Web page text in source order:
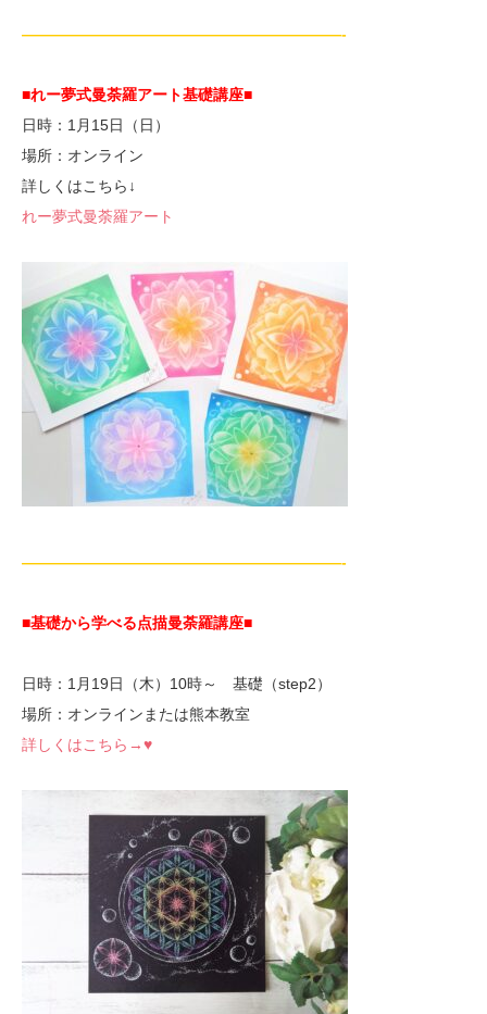
—————————————————————-
■れー夢式曼荼羅アート基礎講座■
日時：1月15日（日）
場所：オンライン
詳しくはこちら↓
れー夢式曼荼羅アート
—————————————————————-
■基礎から学べる点描曼荼羅講座■
日時：1月19日（木）10時～ 基礎（step2）
場所：オンラインまたは熊本教室
詳しくはこちら→♥